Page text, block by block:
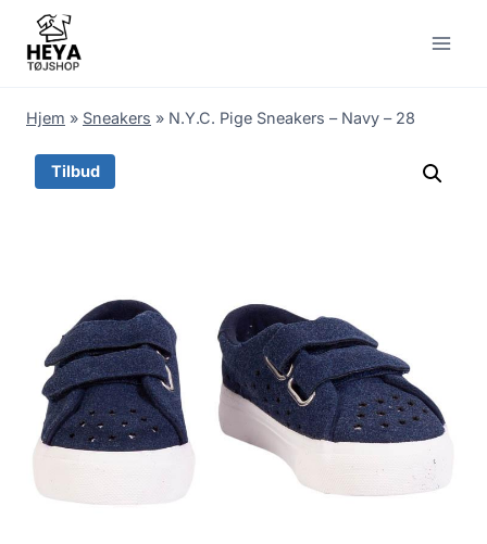
content
Hjem » Sneakers » N.Y.C. Pige Sneakers – Navy – 28
Tilbud